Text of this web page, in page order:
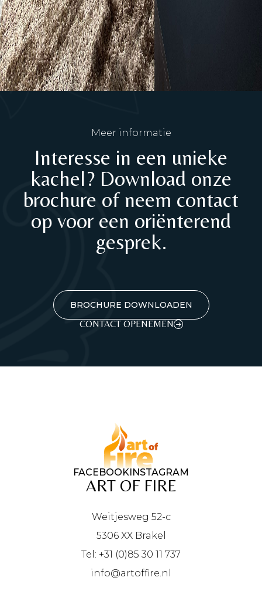
Meer informatie
Interesse in een unieke
kachel? Download onze
brochure of neem contact
op voor een oriënterend
gesprek.
BROCHURE DOWNLOADEN
CONTACT OPENEMEN
FACEBOOKINSTAGRAM
ART OF FIRE
Weitjesweg 52-c
5306 XX Brakel
Tel: +31 (0)85 30 11 737
info@artoffire.nl